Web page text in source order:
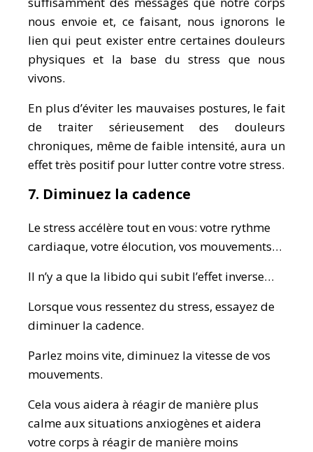
nous envoie et, ce faisant, nous ignorons le
lien qui peut exister entre certaines douleurs
physiques et la base du stress que nous
vivons.
En plus d’éviter les mauvaises postures, le fait
de traiter sérieusement des douleurs
chroniques, même de faible intensité, aura un
effet très positif pour lutter contre votre stress.
7. Diminuez la cadence
Le stress accélère tout en vous: votre rythme
cardiaque, votre élocution, vos mouvements…
Il n’y a que la libido qui subit l’effet inverse…
Lorsque vous ressentez du stress, essayez de
diminuer la cadence.
Parlez moins vite, diminuez la vitesse de vos
mouvements.
Cela vous aidera à réagir de manière plus
calme aux situations anxiogènes et aidera
votre corps à réagir de manière moins